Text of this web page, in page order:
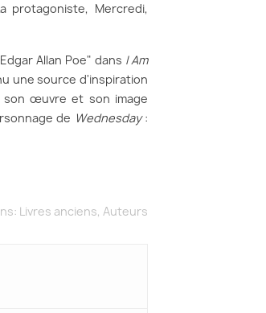
protagoniste, Mercredi,
Allan Poe" dans I Am
une source d'inspiration
son œuvre et son image
de Wednesday:
Livres anciens, Auteurs